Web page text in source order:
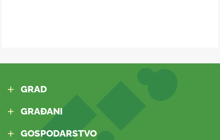
GRAD
GRAĐANI
GOSPODARSTVO